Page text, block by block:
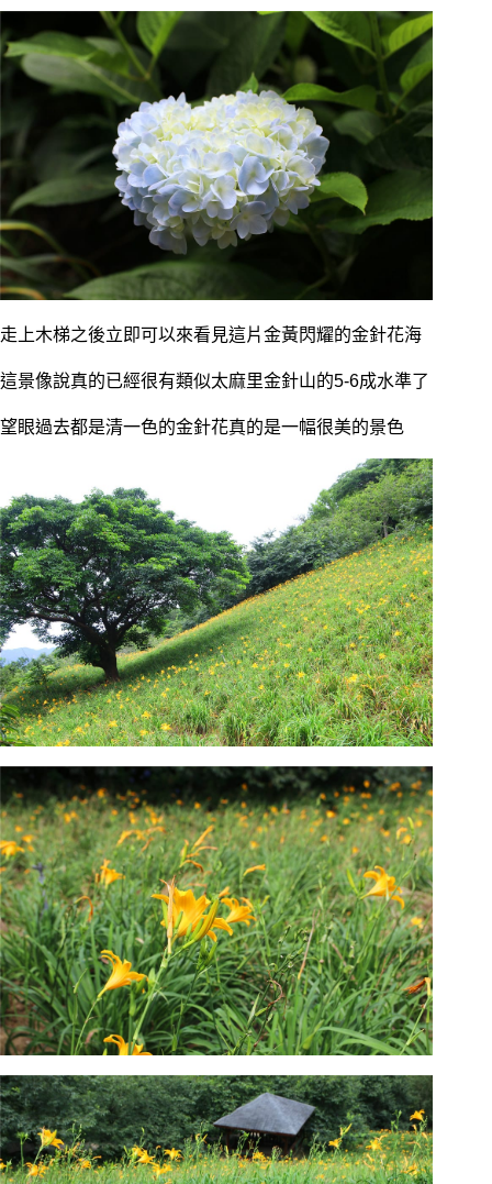
走上木梯之後立即可以來看見這片金黃閃耀的金針花海
這景像說真的已經很有類似太麻里金針山的5-6成水準了
望眼過去都是清一色的金針花真的是一幅很美的景色